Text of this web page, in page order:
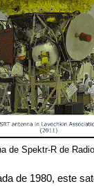
de Spektr-R de
de 1980, este